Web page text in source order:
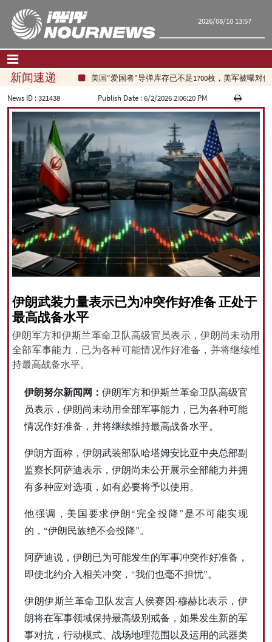
2026/08/10 13:57
首页 联系我们|关于我们
要闻
评论频道
政治
经济
文化.社会
世界
旅游
|فارسی|English|العربیه
|עברית|русский|中文|
All rights reserved for NourNews
Copyright © 2021 www.nournews.ir
新闻速递
美国“爱国者”导弹库存已不足1700枚，美军被曝对伊
News ID :321438 Publish Date :6/2/2026 2:06:20 PM
伊朗武装力量表示已为冲突作好准备 正处于
最高战备水平
伊朗军方和伊斯兰革命卫队高级官员表示，伊朗尚未动用
全部军事能力，已为各种可能情况作好准备，并将继续维
持最高战备水平。
伊朗努尔新闻网： 伊朗军方和伊斯兰革命卫队高级官
员表示，伊朗尚未动用全部军事能力，已为各种可能
情况作好准备，并将继续维持最高战备水平。
伊朗方面称，伊朗武装部队哈塔姆安比亚中央总部副
监察长阿萨迪表示，伊朗尚未公开展示全部能力并拥
有多种应对选项，如有必要将予以使用。
他强调，美国要求伊朗“完全投降”是不可能实现
的，“伊朗民族绝不会投降”。
阿萨迪说，伊朗已为可能发生的军事冲突作好准备，
即使北约介入相关冲突，“我们也毫不担忧”。
伊朗伊斯兰革命卫队发言人侯赛因·穆赫比表示，伊
朗将在军事领域保持最高级别戒备，如果发生新的军
事对抗，行动模式、战场地理范围以及运用的武器类